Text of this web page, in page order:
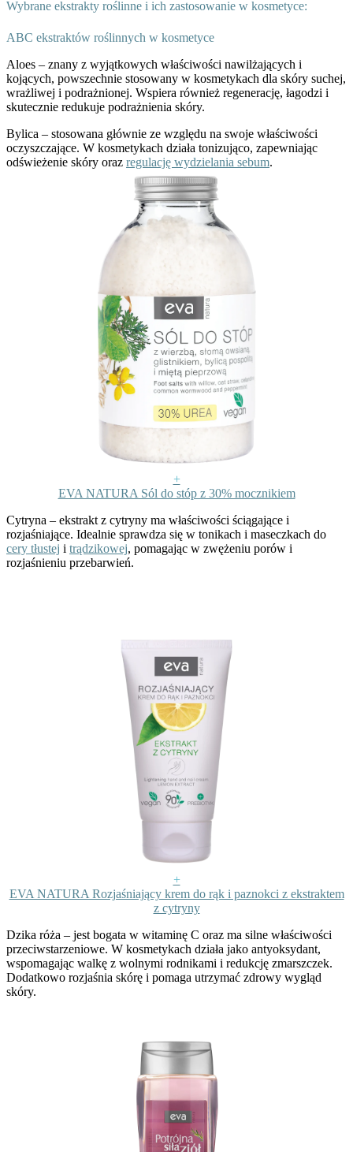
Wybrane ekstrakty roślinne i ich zastosowanie w kosmetyce:
ABC ekstraktów roślinnych w kosmetyce
Aloes – znany z wyjątkowych właściwości nawilżających i
kojących, powszechnie stosowany w kosmetykach dla skóry suchej,
wrażliwej i podrażnionej. Wspiera również regenerację, łagodzi i
skutecznie redukuje podrażnienia skóry.
Bylica – stosowana głównie ze względu na swoje właściwości
oczyszczające. W kosmetykach działa tonizująco, zapewniając
odświeżenie skóry oraz regulację wydzielania sebum.
+
EVA NATURA Sól do stóp z 30% mocznikiem
Cytryna – ekstrakt z cytryny ma właściwości ściągające i
rozjaśniające. Idealnie sprawdza się w tonikach i maseczkach do
cery tłustej i trądzikowej, pomagając w zwężeniu porów i
rozjaśnieniu przebarwień.
+
EVA NATURA Rozjaśniający krem do rąk i paznokci z ekstraktem
z cytryny
Dzika róża – jest bogata w witaminę C oraz ma silne właściwości
przeciwstarzeniowe. W kosmetykach działa jako antyoksydant,
wspomagając walkę z wolnymi rodnikami i redukcję zmarszczek.
Dodatkowo rozjaśnia skórę i pomaga utrzymać zdrowy wygląd
skóry.